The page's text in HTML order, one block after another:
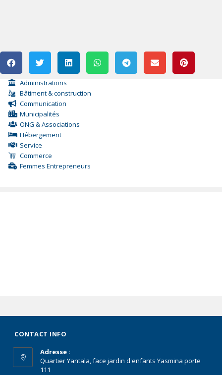
Administrations
Bâtiment & construction
Communication
Municipalités
ONG & Associations
Hébergement
Service
Commerce
Femmes Entrepreneurs
CONTACT INFO
Adresse :
Quartier Yantala, face jardin d'enfants Yasmina porte
111